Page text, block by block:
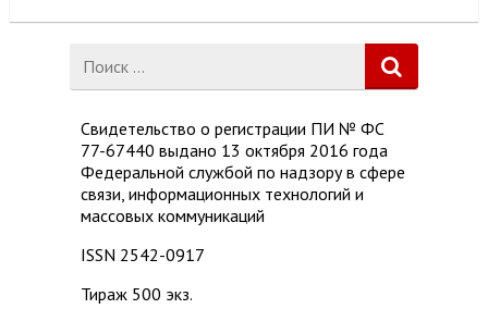
Свидетельство о регистрации ПИ № ФС
77-67440 выдано 13 октября 2016 года
Федеральной службой по надзору в сфере
связи, информационных технологий и
массовых коммуникаций
ISSN 2542-0917
Тираж 500 экз.